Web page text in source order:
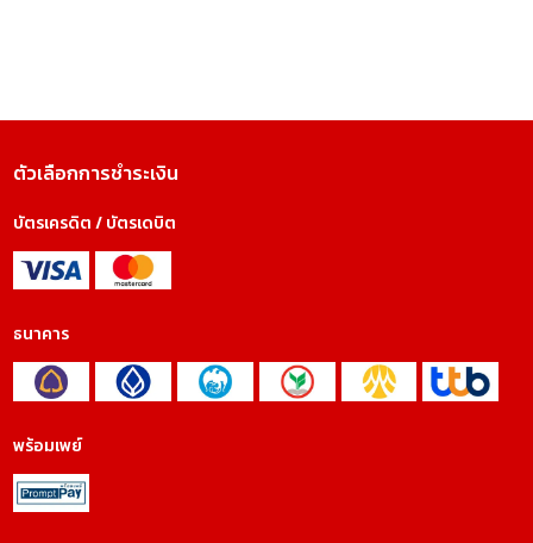
ตัวเลือกการชำระเงิน
บัตรเครดิต / บัตรเดบิต
ธนาคาร
พร้อมเพย์